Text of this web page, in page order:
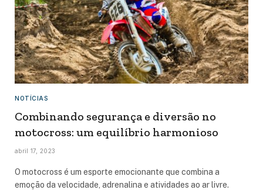
NOTÍCIAS
Combinando segurança e diversão no
motocross: um equilíbrio harmonioso
abril 17, 2023
O motocross é um esporte emocionante que combina a
emoção da velocidade, adrenalina e atividades ao ar livre.